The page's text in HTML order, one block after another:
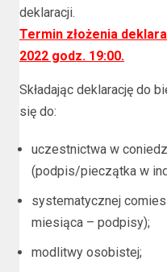
deklaracji.
Termin złożenia
2022 godz. 19:00.
Składając deklarację do
się do:
uczestnictwa w
(podpis/pieczątka w
systematycznej
miesiąca – podpisy);
modlitwy osobistej;